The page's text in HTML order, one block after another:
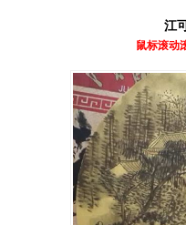
江
鼠标滚动